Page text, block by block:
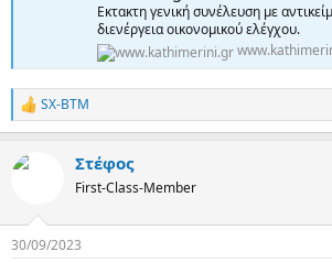
Εκτακτη γενική συνέλευση με
διενέργεια οικονομικού ελέγχου.
R
e
c
s
SX-BTM
Στέφος
First-Class-Member
30/09/2023